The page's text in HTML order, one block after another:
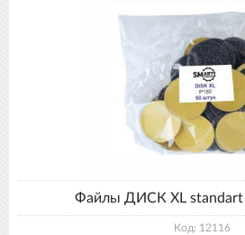
Файлы ДИСК XL standart
Код: 12116